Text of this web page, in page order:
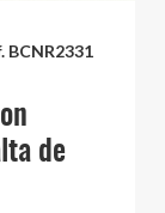
BCNR2331
de